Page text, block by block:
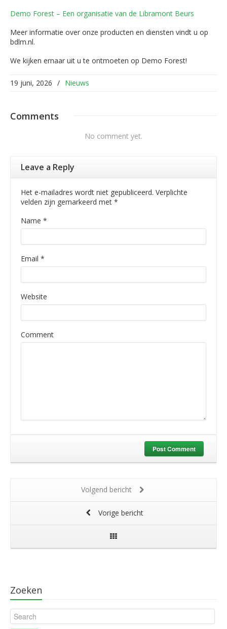
Demo Forest – Een organisatie van de Libramont Beurs
Meer informatie over onze producten en diensten vindt u op
bdlm.nl.
We kijken ernaar uit u te ontmoeten op Demo Forest!
19 juni, 2026 / Nieuws
Comments
No comment yet.
Leave a Reply
Het e-mailadres wordt niet gepubliceerd. Verplichte
velden zijn gemarkeerd met *
Name *
Email *
Website
Comment
Post Comment
Volgend bericht
Vorige bericht
Zoeken